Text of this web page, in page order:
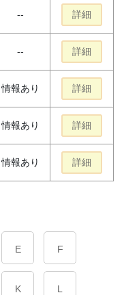
-- 詳細
-- 詳細
情報あり 詳細
情報あり 詳細
情報あり 詳細
E F
K L